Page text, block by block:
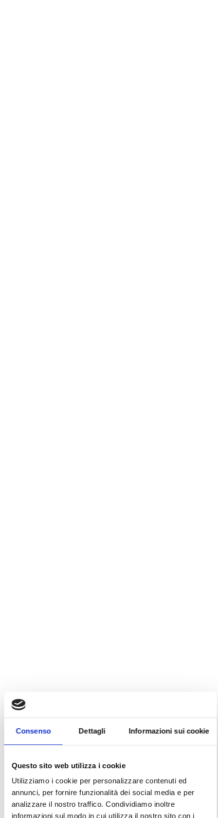
Consenso Dettagli Informazioni sui cookie
Questo sito web utilizza i cookie
Utilizziamo i cookie per personalizzare contenuti ed
annunci, per fornire funzionalità dei social media e per
analizzare il nostro traffico. Condividiamo inoltre
informazioni sul modo in cui utilizza il nostro sito con i